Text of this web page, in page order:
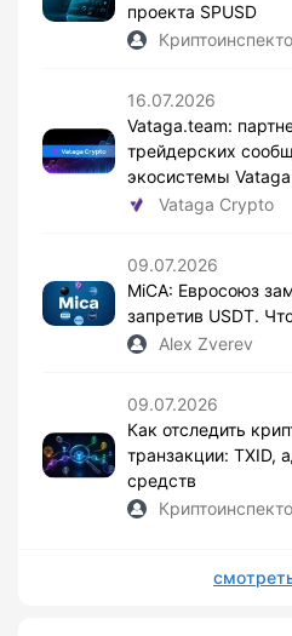
проекта SPUSD
16.07.2026
Vataga.team:
трейдерских
экосистемы
Vataga Crypto
09.07.2026
MiCA: Евросоюз
запретив USDT.
Alex Zverev
09.07.2026
Как отследить
транзакции: TXID,
средств